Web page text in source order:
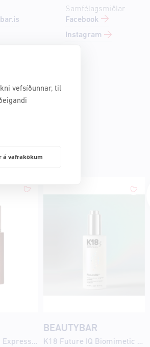
vefsíðunnar, til
á vafrakökum
Samfélagsmiðlar
Facebook
Instagram
St.Tropez Self Tan Express Sunlit Skin 30ml
BEAUTYBAR
K18 Future IQ Biomimetic Hair Longevity Serum 90ml